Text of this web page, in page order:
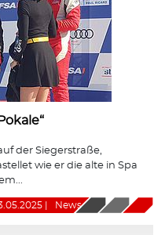
der Siegerstraße,
wie er die alte in Spa
News